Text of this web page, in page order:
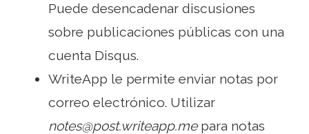
Puede desencadenar discusiones
sobre publicaciones públicas con una
cuenta Disqus.
WriteApp le permite enviar notas por
correo electrónico. Utilizar
notes@post.writeapp.mepara notas